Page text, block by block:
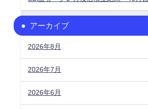
アーカイブ
2026年8月
2026年7月
2026年6月